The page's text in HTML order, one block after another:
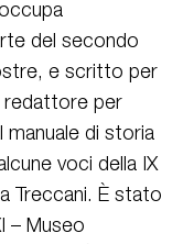
del secondo
e scritto per
redattore per
manuale di storia
voci della IX
Treccani. È stato
– Museo